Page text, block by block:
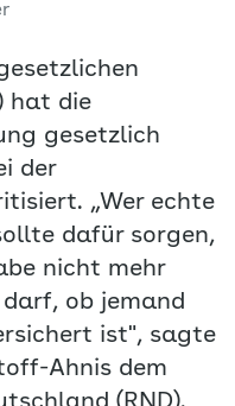
hat die
gesetzlich
der
„Wer echte
dafür sorgen,
nicht mehr
ob jemand
ist", sagte
Ahnis dem